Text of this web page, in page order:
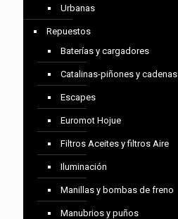
Urbanas
Repuestos
Baterías y cargadores
Catalinas-piñones y cadenas
Escapes
Euromot Hojue
Filtros Aceites y filtros Aire
Iluminación
Manillas y bombas de freno
Manubrios y puños